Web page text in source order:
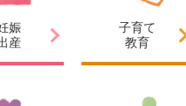
娠
産
子育て
教育